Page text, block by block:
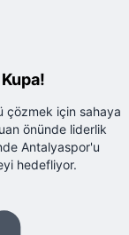
çözmek için sahaya
önünde liderlik
Antalyaspor'u
hedefliyor.